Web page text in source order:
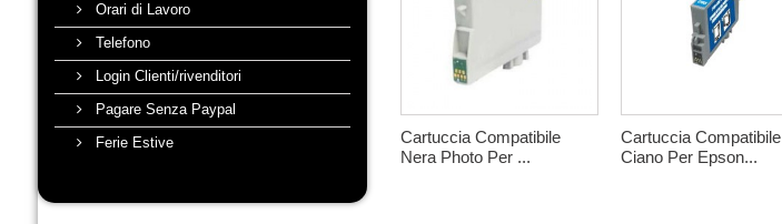
Orari di Lavoro
Telefono
Login Clienti/rivenditori
Pagare Senza Paypal
Ferie Estive
Cartuccia Compatibile
Nera Photo Per ...
Cartuccia Compatibile
Ciano Per Epson...